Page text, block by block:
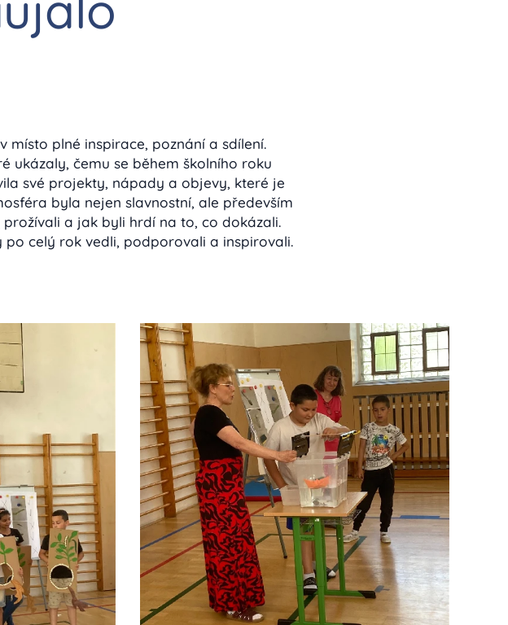
plné inspirace, poznání a sdílení.
ukázaly, čemu se během školního roku
své projekty, nápady a objevy, které je
byla nejen slavnostní, ale především
a jak byli hrdí na to, co dokázali.
celý rok vedli, podporovali a inspirovali.